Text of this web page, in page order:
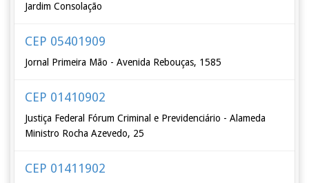
Jardim Consolação
CEP 05401909
Jornal Primeira Mão - Avenida Rebouças, 1585
CEP 01410902
Justiça Federal Fórum Criminal e Previdenciário - Alameda
Ministro Rocha Azevedo, 25
CEP 01411902